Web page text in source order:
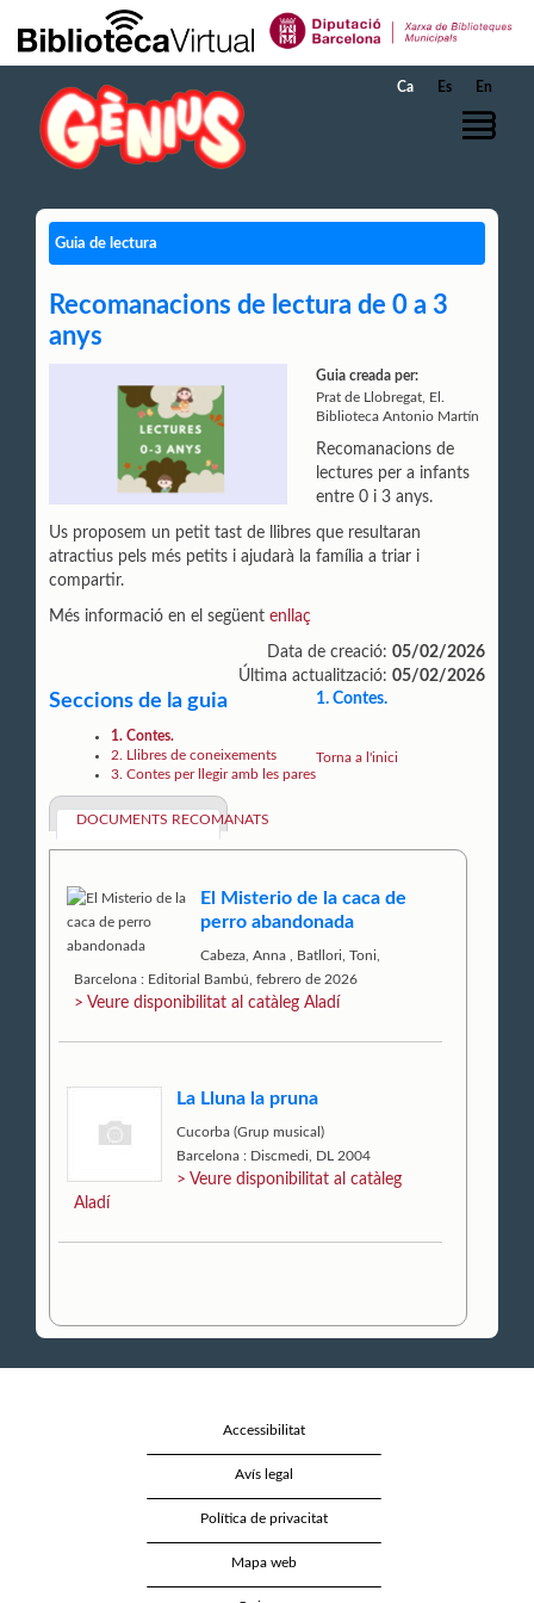
Salta al contingut principal
Ca Es En
Guia de lectura
Recomanacions de lectura de 0 a 3
anys
Guia creada per:
Prat de Llobregat, El.
Biblioteca Antonio Martín
Recomanacions de
lectures per a infants
entre 0 i 3 anys.
Us proposem un petit tast de llibres que resultaran
atractius pels més petits i ajudarà la família a triar i
compartir.
Més informació en el següent enllaç
Data de creació: 05/02/2026
Última actualització: 05/02/2026
Seccions de la guia
1. Contes.
2. Llibres de coneixements
3. Contes per llegir amb les pares
1. Contes.
DOCUMENTS RECOMANATS
El Misterio de la caca de
perro abandonada
Cabeza, Anna
Batllori, Toni,
Barcelona : Editorial Bambú, febrero de 2026
> Veure disponibilitat al catàleg Aladí
La Lluna la pruna
Cucorba (Grup musical)
Barcelona : Discmedi, DL 2004
> Veure disponibilitat al catàleg
Aladí
Torna a l'inici
Accessibilitat
Avís legal
Política de privacitat
Mapa web